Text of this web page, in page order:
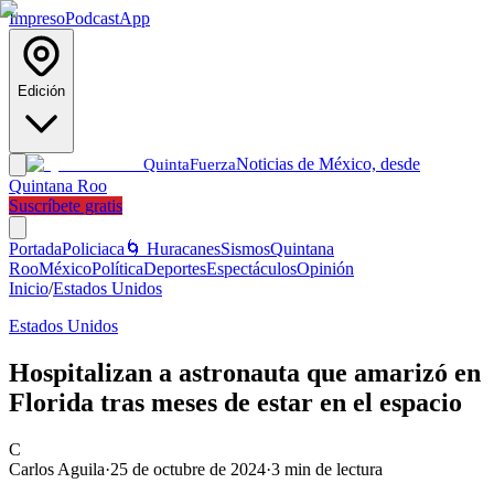
ImpresoPodcastApp
Edición
QuintaFuerzaNoticias de México, desde
Quintana Roo
Suscríbete gratis
PortadaPoliciaca 🌀 HuracanesSismosQuintana
RooMéxicoPolíticaDeportesEspectáculosOpinión
Inicio/Estados Unidos
Estados Unidos
Hospitalizan a astronauta que amarizó en
Florida tras meses de estar en el espacio
C
Carlos Aguila·25 de octubre de 2024·3 min de lectura